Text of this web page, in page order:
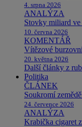
4. srpna 2026
ANALÝZA
Stovky miliard ve
10. června 2026
KOMENTÁŘ
Vítězové
20. května 2026
Další články z
Politika
ČLÁNEK
Soukromí
24. července 2026
ANALÝZA
Krabička cigaret